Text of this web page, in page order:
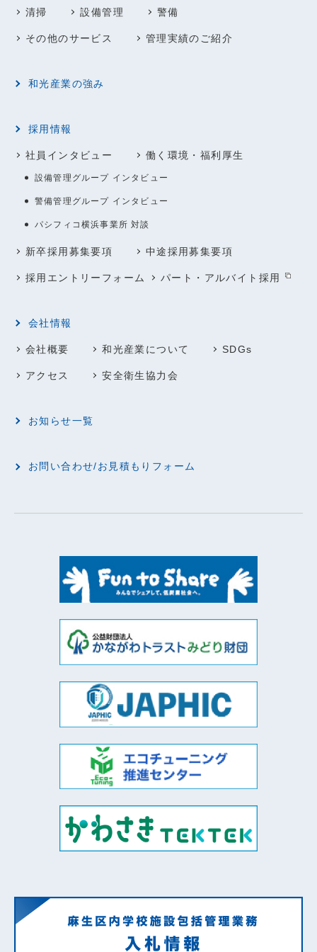
清掃 設備管理 警備
その他のサービス 管理実績のご紹介
和光産業の強み
採用情報
社員インタビュー 働く環境・福利厚生
設備管理グループ インタビュー
警備管理グループ インタビュー
パシフィコ横浜事業所 対談
新卒採用募集要項 中途採用募集要項
採用エントリーフォーム パート・アルバイト採用
会社情報
会社概要 和光産業について SDGs
アクセス 安全衛生協力会
お知らせ一覧
お問い合わせ/お見積もりフォーム